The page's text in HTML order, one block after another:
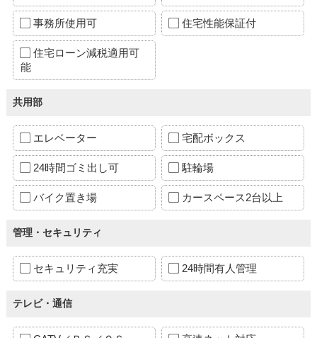
事務所使用可 住宅性能保証付
住宅ローン減税適用可
能
共用部
エレベーター 宅配ボックス
24時間ゴミ出し可 駐輪場
バイク置き場 カースペース2台以上
管理・セキュリティ
セキュリティ充実 24時間有人管理
テレビ・通信